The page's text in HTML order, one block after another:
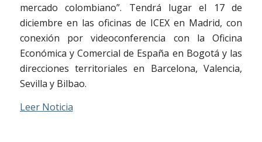
mercado colombiano”. Tendrá lugar el 17 de
diciembre en las oficinas de ICEX en Madrid, con
conexión por videoconferencia con la Oficina
Económica y Comercial de España en Bogotá y las
direcciones territoriales en Barcelona, Valencia,
Sevilla y Bilbao.
Leer Noticia